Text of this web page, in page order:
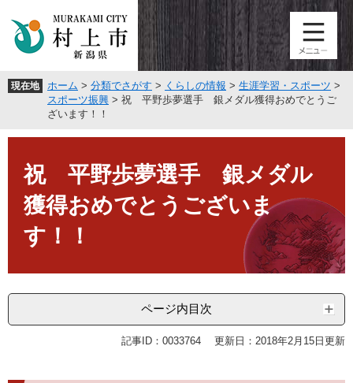
頭
。
飛
て
現在地 ホーム > 分類でさがす > くらしの情報 > 生涯学習・スポーツ >
スポーツ振興 > 祝 平野歩夢選手 銀メダル獲得おめでとうご
ざいます！！
祝 平野歩夢選手 銀メダル
獲得おめでとうございま
す！！
ページ内目次
記事ID：0033764 更新日：2018年2月15日更新